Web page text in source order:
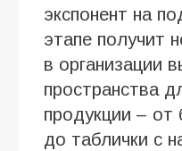
экспонент на
этапе получит
в организации
пространства
продукции – от
до таблички с